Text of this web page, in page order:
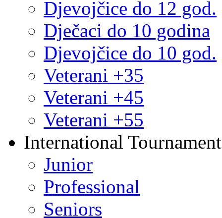
Djevojčice do 12 god.
Dječaci do 10 godina
Djevojčice do 10 god.
Veterani +35
Veterani +45
Veterani +55
International
Junior
Professional
Seniors